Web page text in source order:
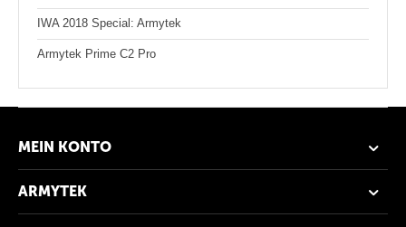
IWA 2018 Special: Armytek
Armytek Prime C2 Pro
MEIN KONTO
ARMYTEK